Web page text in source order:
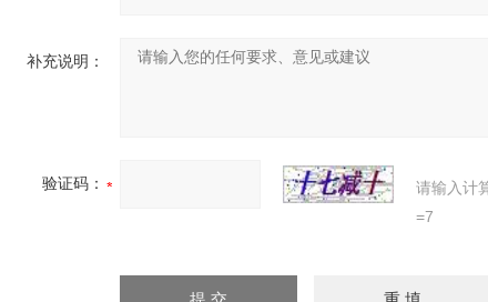
补充说明：
验证码：
请输入计
=7